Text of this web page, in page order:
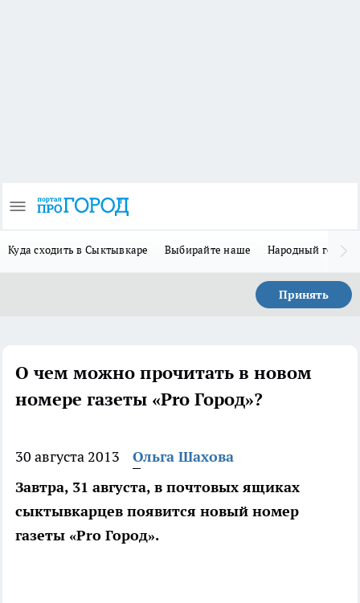
Куда сходить в Сыктывкаре Выбирайте наше Народный герой
Принять
О чем можно прочитать в новом
номере газеты «Pro Город»?
30 августа 2013
Ольга Шахова
Завтра, 31 августа, в почтовых ящиках
сыктывкарцев появится новый номер
газеты «Pro Город».